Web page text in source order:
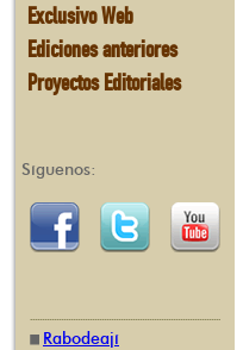
Exclusivo Web
Ediciones anteriores
Proyectos Editoriales
Síguenos:
Rabodeají